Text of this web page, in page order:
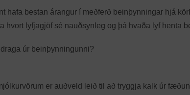
hafa bestan árangur í meðferð beinþynningar hjá
hvort lyfjagjöf sé nauðsynleg og þá hvaða lyf henta
úr beinþynningunni?
er auðveld leið til að tryggja kalk úr